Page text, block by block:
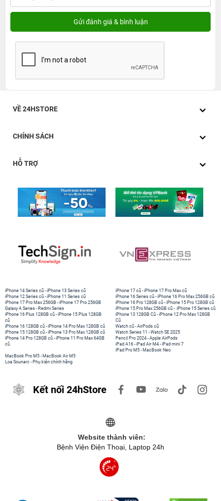
VỀ 24HSTORE
CHÍNH SÁCH
HỖ TRỢ
iPhone 14 Series cũ -iPhone 13 Series cũ
iPhone 12 Series cũ -iPhone 11 Series cũ
iPhone 17 Pro Max 256GB -iPhone 17 Pro 256GB
Galaxy A Series - Redmi Series
iPhone 17 cũ -iPhone 17 Pro Max cũ
iPhone 16 Series cũ - iPhone 16 Pro Max 256GB cũ
iPhone 16 Pro 128GB cũ -iPhone 15 Pro 128GB cũ
iPhone 15 Pro Max 256GB cũ - iPhone 15 Series cũ
iPhone 16 Plus 128GB cũ -iPhone 15 Plus 128GB
cũ
iPhone 16 128GB cũ -iPhone 14 Pro Max 128GB cũ
iPhone 15 128GB cũ -iPhone 13 Pro Max 128GB cũ
iPhone 14 Pro 128GB cũ -iPhone 11 Pro Max 64GB
cũ
iPhone 13 128GB Cũ -iPhone 12 Pro Max 128GB
Cũ
Watch cũ -AirPods cũ
Watch Series 11 -Watch SE 2025
Pencil Pro 2024 -Apple AirPods
iPad A16 -iPad Air M4 -iPad mini 7
iPad Pro M5 - MacBook Neo
MacBook Pro M5 - MacBook Air M5
Loa Sounarc - Phụ kiện chính hãng
Kết nối 24hStore
Website thành viên:
Bệnh Viện Điện Thoại, Laptop 24h